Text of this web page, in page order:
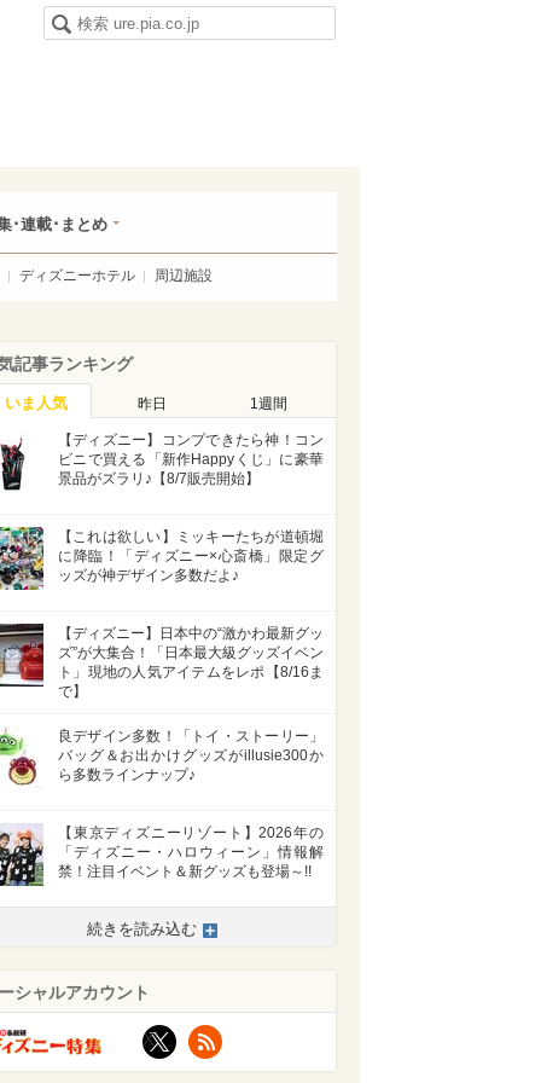
･連載･まとめ
ディズニーホテル 周辺施設
記事ランキング
いま人気 昨日 1週間
【ディズニー】コンプできたら神！コン
ビニで買える「新作Happyくじ」に豪華
景品がズラリ♪【8/7販売開始】
【これは欲しい】ミッキーたちが道頓堀
に降臨！「ディズニー×心斎橋」限定グ
ッズが神デザイン多数だよ♪
【ディズニー】日本中の“激かわ最新グッ
ズ”が大集合！「日本最大級グッズイベン
ト」現地の人気アイテムをレポ【8/16ま
で】
良デザイン多数！「トイ・ストーリー」
バッグ＆お出かけグッズがillusie300か
ら多数ラインナップ♪
【東京ディズニーリゾート】2026年の
「ディズニー・ハロウィーン」情報解
禁！注目イベント＆新グッズも登場～!!
続きを読み込む
シャルアカウント
X